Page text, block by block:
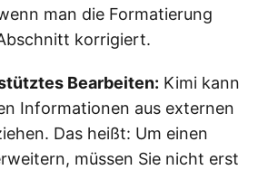
man die Formatierung
korrigiert.
Bearbeiten: Kimi kann
Informationen aus externen
Das heißt: Um einen
müssen Sie nicht erst